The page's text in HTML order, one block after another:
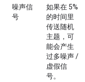
噪声信
号
如果在 5%
的时间里
传送随机
主题，可
能会产生
过多噪声 /
虚假信
号。